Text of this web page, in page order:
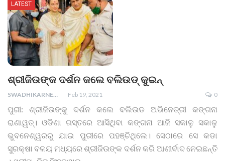
LATEST
ଶ୍ରୀଜିଉଙ୍କ ଦର୍ଶନ କଲେ ବଲିଉଡ୍ କୁଇନ୍
SWADHIKARNEWS Feb 19, 2021 0
ପୁରୀ: ଶ୍ରୀଜିଉଙ୍କୁ ଦର୍ଶନ କଲେ ବଲିଉଡ ଅଭିନେତ୍ରୀ କଙ୍ଗନା
ରାଣାୱତ୍। ଓଡିଶା ଗସ୍ତରେ ଆସିଥିବା କଙ୍ଗନା ଆଜି ସକାଳୁ ସକାଳୁ
ଭୁବନେଶ୍ୱରରୁ ଯାଇ ପୁରୀରେ ପହଞ୍ଚିଥିଲେ। ସେଠାରେ ସେ କଡା
ସୁରକ୍ଷା ବଳୟ ମଧ୍ୟରେ ଶ୍ରୀଜିଉଙ୍କ ଦର୍ଶନ କରି ଆଶୀର୍ବାଦ ନେଇଛନ୍ତି